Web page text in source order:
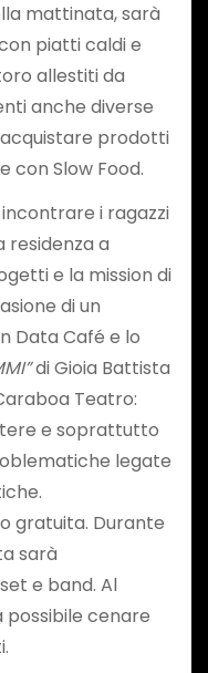
mattinata, sarà
piatti caldi e
allestiti da
anche diverse
prodotti
con Slow Food.
i ragazzi
residenza a
e la mission di
di un
Data Café e lo
di Gioia Battista
Teatro:
e soprattutto
legate
gratuita. Durante
sarà
e band. Al
cenare